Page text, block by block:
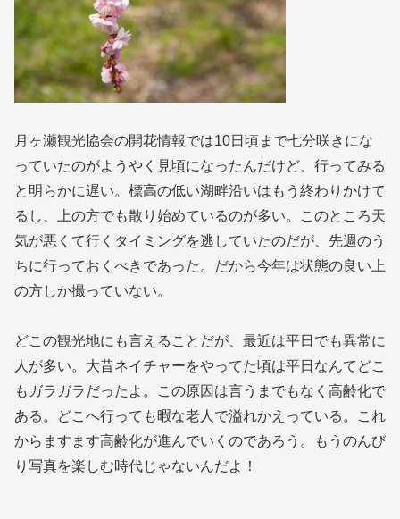
月ヶ瀬観光協会の開花情報では10日頃まで七分咲きにな
っていたのがようやく見頃になったんだけど、行ってみる
と明らかに遅い。標高の低い湖畔沿いはもう終わりかけて
るし、上の方でも散り始めているのが多い。このところ天
気が悪くて行くタイミングを逃していたのだが、先週のう
ちに行っておくべきであった。だから今年は状態の良い上
の方しか撮っていない。
どこの観光地にも言えることだが、最近は平日でも異常に
人が多い。大昔ネイチャーをやってた頃は平日なんてどこ
もガラガラだったよ。この原因は言うまでもなく高齢化で
ある。どこへ行っても暇な老人で溢れかえっている。これ
からますます高齢化が進んでいくのであろう。もうのんび
り写真を楽しむ時代じゃないんだよ！